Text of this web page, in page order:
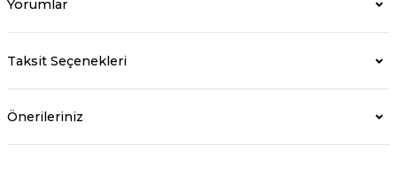
Yorumlar
Taksit Seçenekleri
Önerileriniz